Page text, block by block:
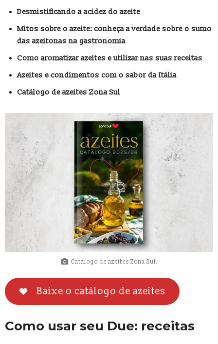
Desmistificando a acidez do azeite
Mitos sobre o azeite: conheça a verdade sobre o sumo
das azeitonas na gastronomia
Como aromatizar azeites e utilizar nas suas receitas
Azeites e condimentos com o sabor da Itália
Catálogo de azeites Zona Sul
Catálogo de azeites Zona Sul.
Baixe o catálogo de azeites
Como usar seu Due: receitas